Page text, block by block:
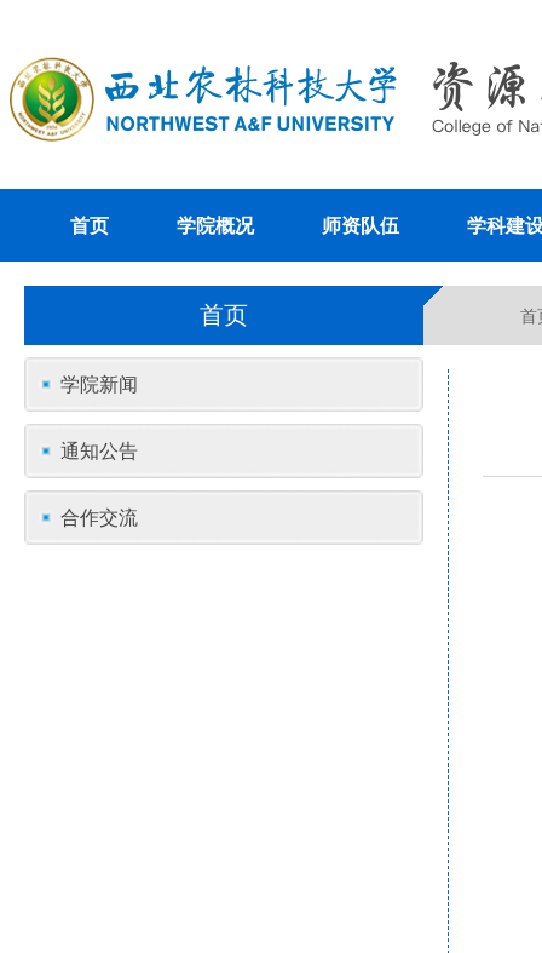
首页 学院概况 师资队伍 学科建
首页 首
学院新闻
通知公告
合作交流